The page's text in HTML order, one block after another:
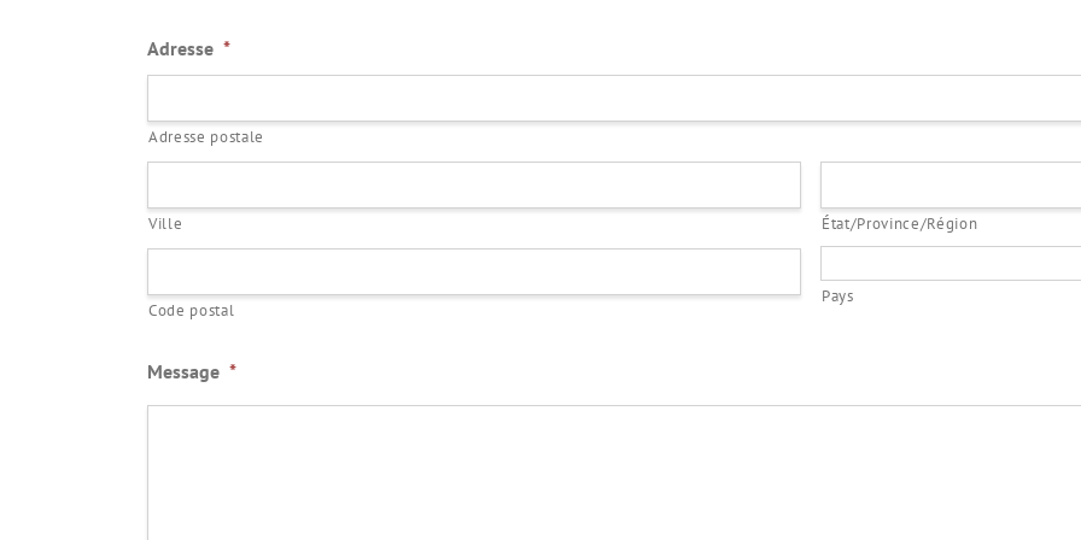
Adresse *
Adresse postale
Ville État/Province/Région
Code postal
Pays
Message *